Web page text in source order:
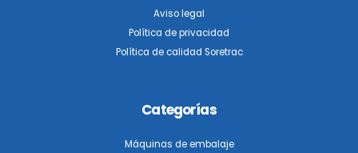
Aviso legal
Política de privacidad
Política de calidad Soretrac
Categorías
Máquinas de embalaje